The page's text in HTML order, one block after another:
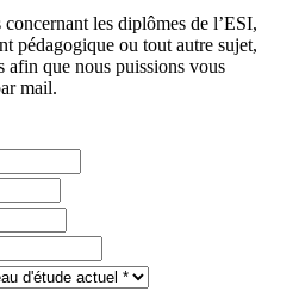
les diplômes de l’ESI,
pédagogique ou tout autre sujet,
afin que nous puissions vous
mail.